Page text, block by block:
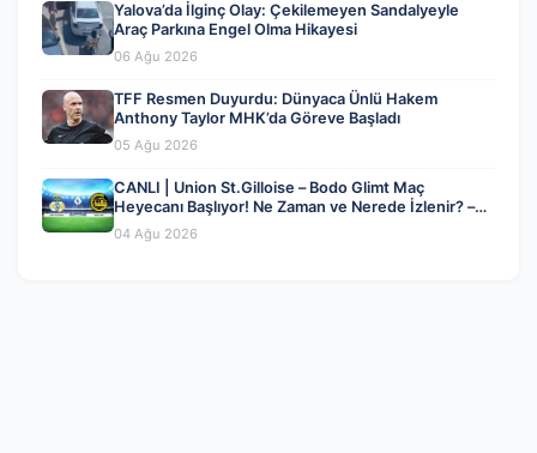
Yalova’da İlginç Olay: Çekilemeyen Sandalyeyle
Araç Parkına Engel Olma Hikayesi
06 Ağu 2026
TFF Resmen Duyurdu: Dünyaca Ünlü Hakem
Anthony Taylor MHK’da Göreve Başladı
05 Ağu 2026
CANLI | Union St.Gilloise – Bodo Glimt Maç
Heyecanı Başlıyor! Ne Zaman ve Nerede İzlenir? –
04 Ağustos 2026
04 Ağu 2026